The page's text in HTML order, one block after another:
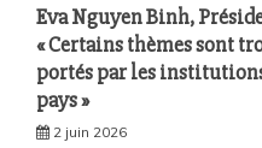
Eva Nguyen Binh,
« Certains thèmes sont
portés par les
pays »
2 juin 2026